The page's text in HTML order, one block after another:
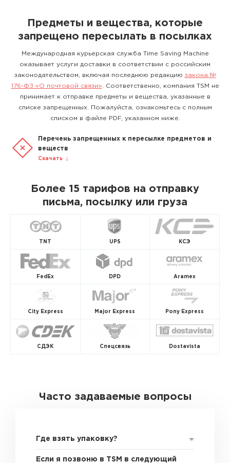
Предметы и вещества, которые
запрещено пересылать в посылках
Международная курьерская служба Time Saving Machine
оказывает услуги доставки в соответствии с российским
законодательством, включая последнюю редакцию закона №
176-ФЗ «О почтовой связи» . Соответственно, компания TSM не
принимает к отправке предметы и вещества, указанные в
списке запрещенных. Пожалуйста, ознакомьтесь с полным
списком в файле PDF, указанном ниже.
Перечень запрещенных к пересылке предметов и
веществ
Скачать
Более 15 тарифов на отправку
письма, посылку или груза
TNT UPS КСЭ
FedEx DPD Aramex
City Express Major Express Pony Express
СДЭК Спецсвязь Dostavista
Часто задаваемые вопросы
Где взять упаковку?
Если я позвоню в TSM в следующий